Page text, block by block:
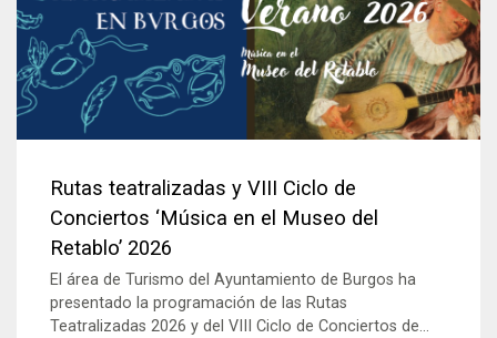
Rutas teatralizadas y VIII Ciclo de
Conciertos ‘Música en el Museo del
Retablo’ 2026
El área de Turismo del Ayuntamiento de Burgos ha
presentado la programación de las Rutas
Teatralizadas 2026 y del VIII Ciclo de Conciertos de...